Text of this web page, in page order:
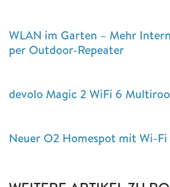
WLAN im Garten – Mehr
per Outdoor-Repeater
devolo Magic 2 WiFi 6
Neuer O2 Homespot mit Wi-